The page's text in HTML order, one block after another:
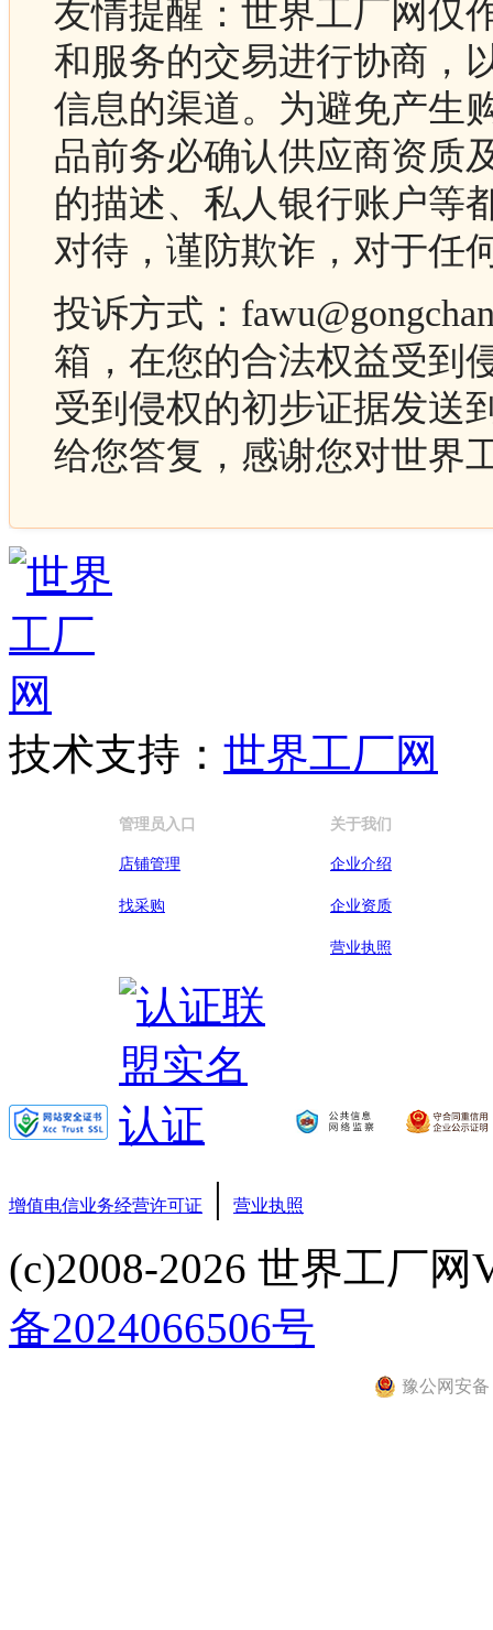
友情提醒：世界工厂网仅
和服务的交易进行协商，
信息的渠道。为避免产生
品前务必确认供应商资质
的描述、私人银行账户等
对待，谨防欺诈，对于任
投诉方式：
箱，在您的合法权益受到
受到侵权的初步证据发送
给您答复，感谢您对世界
技术支持： 世界工厂网
管理员入口
店铺管理
找采购
关于我们
企业介绍
企业资质
营业执照
增值电信业务经营许可证 | 营业执照
(c)2008-2026 世界工厂网
备2024066506号
豫公网安备